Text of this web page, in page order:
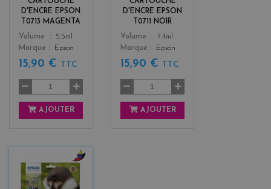
D'ENCRE EPSON
T0713 MAGENTA
Color
t
a
Volume
5.5ml
Marque
Epson
15,90 € TTC
AJOUTER
D'ENCRE EPSON
T0711 NOIR
Color
Volume
7.4ml
Marque
Epson
15,90 € TTC
AJOUTER
b
l